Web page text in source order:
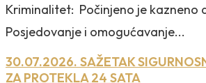
Kriminalitet: Počinjeno je kazneno
Posjedovanje i omogućavanje...
30.07.2026. SAŽETAK
ZA PROTEKLA 24 SATA